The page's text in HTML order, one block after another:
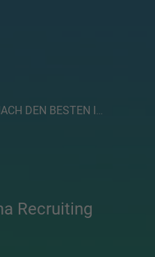
BESTEN IM MANAGEMENT
Recruiting